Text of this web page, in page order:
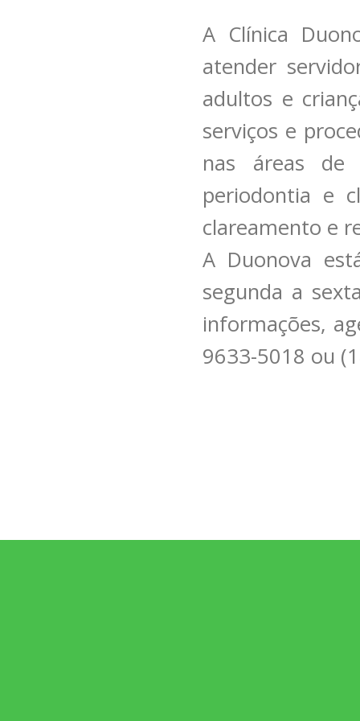
A Clínica
atender
adultos e
serviços e
nas áreas de
periodontia e
clareamento e
A Duonova
segunda a
informações,
9633-5018 ou